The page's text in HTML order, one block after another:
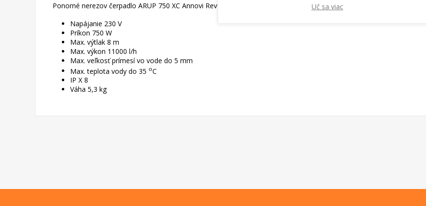
Ponorné nerezov čerpadlo ARUP 750 XC Annovi Reverberi pre čerpanie čistej vody s nečistotami max. 5 mm
Napájanie 230 V
Príkon 750 W
Max. výtlak 8 m
Max. výkon 11000 l/h
Max. veľkosť prímesí vo vode do 5 mm
Max. teplota vody do 35 oC
IP X 8
Váha 5,3 kg
Uč sa viac